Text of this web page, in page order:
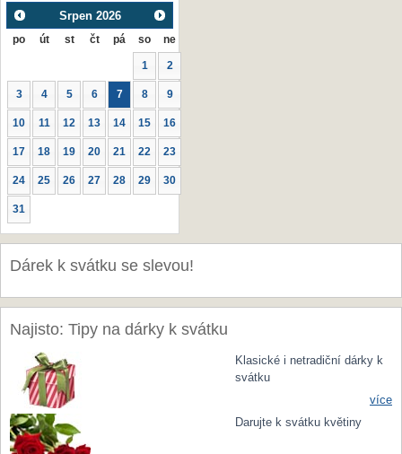
Srpen 2026
po út st čt pá so ne
1 2
3 4 5 6 7 8 9
10 11 12 13 14 15 16
17 18 19 20 21 22 23
24 25 26 27 28 29 30
31
Dárek k svátku se slevou!
Najisto: Tipy na dárky k svátku
Klasické i netradiční dárky k
svátku
více
Darujte k svátku květiny